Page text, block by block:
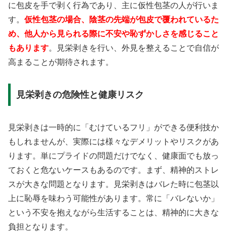
に包皮を手で剥く行為であり、主に仮性包茎の人が行いま
す。 仮性包茎の場合、陰茎の先端が包皮で覆われているた
め、他人から見られる際に不安や恥ずかしさを感じること
もあります。見栄剥きを行い、外見を整えることで自信が
高まることが期待されます。
見栄剥きの危険性と健康リスク
見栄剥きは一時的に「むけているフリ」ができる便利技か
もしれませんが、実際には様々なデメリットやリスクがあ
ります。単にプライドの問題だけでなく、健康面でも放っ
ておくと危ないケースもあるのです。まず、精神的ストレ
スが大きな問題となります。見栄剥きはバレた時に包茎以
上に恥辱を味わう可能性があります。常に「バレないか」
という不安を抱えながら生活することは、精神的に大きな
負担となります。